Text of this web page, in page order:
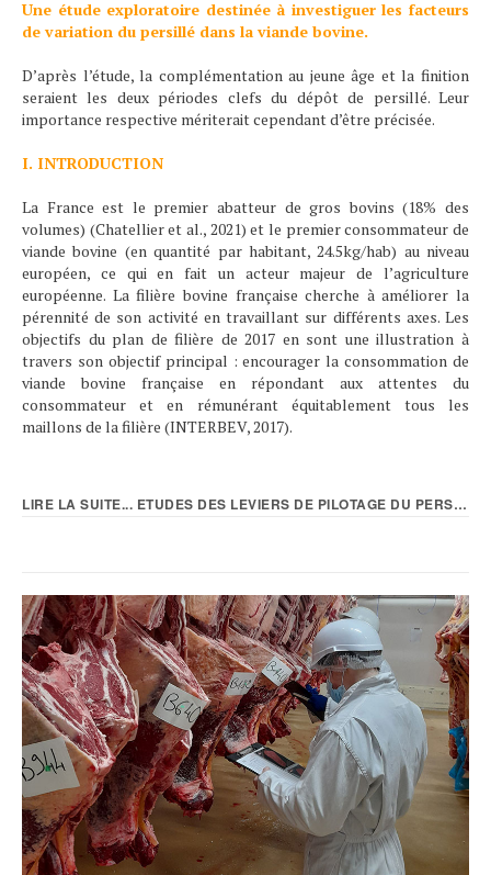
Une étude exploratoire destinée à investiguer les facteurs
de variation du persillé dans la viande bovine.
D’après l’étude, la complémentation au jeune âge et la finition
seraient les deux périodes clefs du dépôt de persillé. Leur
importance respective mériterait cependant d’être précisée.
I. INTRODUCTION
La France est le premier abatteur de gros bovins (18% des
volumes) (Chatellier et al., 2021) et le premier consommateur de
viande bovine (en quantité par habitant, 24.5kg/hab) au niveau
européen, ce qui en fait un acteur majeur de l’agriculture
européenne. La filière bovine française cherche à améliorer la
pérennité de son activité en travaillant sur différents axes. Les
objectifs du plan de filière de 2017 en sont une illustration à
travers son objectif principal : encourager la consommation de
viande bovine française en répondant aux attentes du
consommateur et en rémunérant équitablement tous les
maillons de la filière (INTERBEV, 2017).
LIRE LA SUITE... ETUDES DES LEVIERS DE PILOTAGE DU PERSILLÉ DANS...